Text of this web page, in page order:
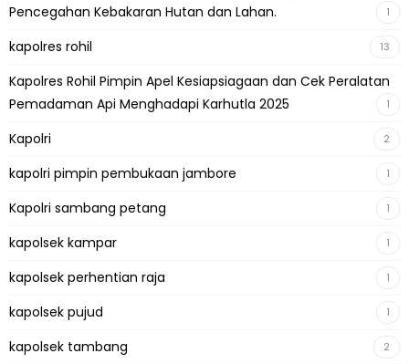
Pencegahan Kebakaran Hutan dan Lahan.
1
kapolres rohil 13
Kapolres Rohil Pimpin Apel Kesiapsiagaan dan Cek Peralatan
Pemadaman Api Menghadapi Karhutla 2025
1
Kapolri 2
kapolri pimpin pembukaan jambore 1
Kapolri sambang petang 1
kapolsek kampar 1
kapolsek perhentian raja 1
kapolsek pujud 1
kapolsek tambang 2